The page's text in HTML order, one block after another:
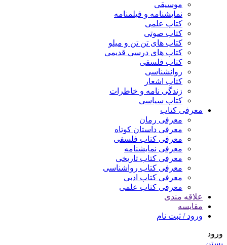
موسیقی
نمایشنامه و فیلمنامه
کتاب علمی
کتاب صوتی
کتاب های تن تن و میلو
کتاب های درسی قدیمی
کتاب فلسفی
روانشناسی
کتاب اشعار
زندگی نامه و خاطرات
کتاب سیاسی
معرفی کتاب
معرفی رمان
معرفی داستان کوتاه
معرفی کتاب فلسفی
معرفی نمایشنامه
معرفی کتاب تاریخی
معرفی کتاب رواشناسی
معرفی کتاب ادبی
معرفی کتاب علمی
علاقه مندی
مقایسه
ورود / ثبت نام
ورود
بستن